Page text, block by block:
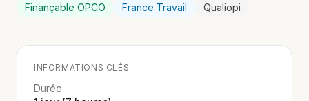
Finançable OPCO France Travail Qualiopi
INFORMATIONS CLÉS
Durée